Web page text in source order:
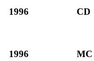
1996 CD
1996 MC